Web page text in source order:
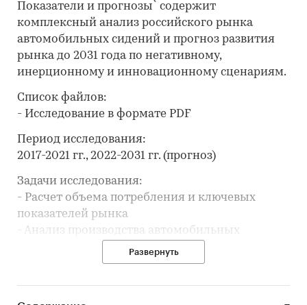
Показатели и прогнозы` содержит
комплексный анализ российского рынка
автомобильных сидений и прогноз развития
рынка до 2031 года по негативному,
инерционному и инновационному сценариям.
Список файлов:
- Исследование в формате PDF
Период исследования:
2017-2021 гг., 2022-2031 гг. (прогноз)
Задачи исследования:
- Расчет объема потребления и ключевых
показателей рынка
- Анализ производства автомобильных
- Составление рейтинга производителей
Развернуть